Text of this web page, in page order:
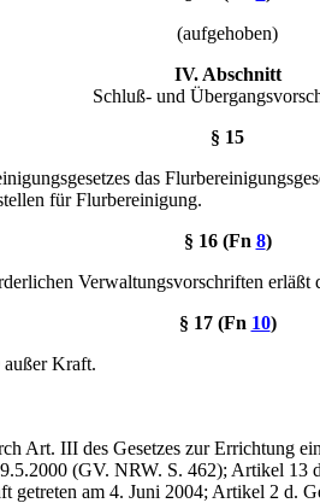
(aufgehoben)
IV. Abschnitt
Schluß- und
§ 15
das
für Flurbereinigung.
§ 16 (Fn 8)
Verwaltungsvorschriften erläßt
§ 17 (Fn 10)
außer Kraft.
Art. III des Gesetzes zur Errichtung
(GV. NRW. S. 462); Artikel 13
getreten am 4. Juni 2004; Artikel 2 d.